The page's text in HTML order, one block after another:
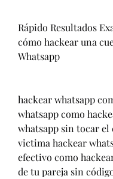
Rápido Resultados
cómo hackear una
Whatsapp
hackear whatsapp
whatsapp como
whatsapp sin tocar el
victima hackear
efectivo como
de tu pareja sin